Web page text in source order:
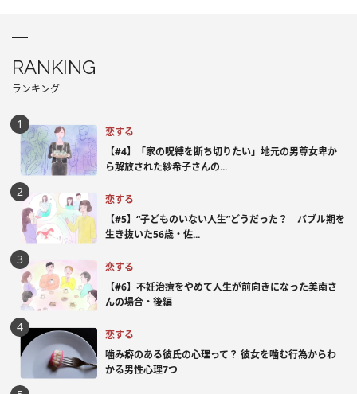
RANKING
ランキング
恋する
【#4】「家の呪縛を断ち切りたい」地元の男尊女卑か
ら解放された紗希子さんの...
恋する
【#5】“子どものいない人生”どうだった？ バブル期を
生き抜いた56歳・佐...
恋する
【#6】不妊治療をやめて人生が前向きになった美南さ
んの場合・後編
恋する
噛み癖のある彼氏の心理って？ 彼女を噛む行為からわ
かる男性心理7つ